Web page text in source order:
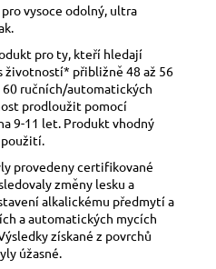
vysoce odolný, ultra
pro ty, kteří hledají
životností* přibližně 48 až 56
60 ručních/automatických
prodloužit pomocí
9-11 let. Produkt vhodný
provedeny certifikované
změny lesku a
alkalickému předmytí a
a automatických mycích
získané z povrchů
úžasné.